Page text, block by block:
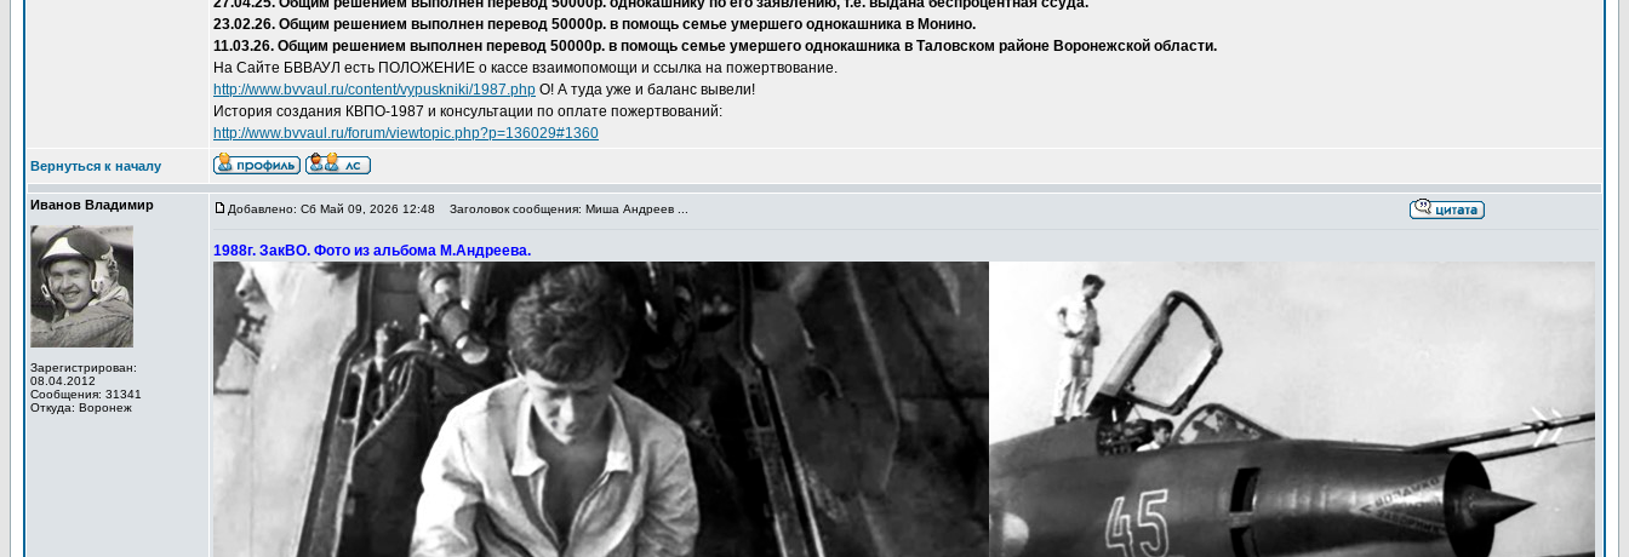
23.02.26. Общим решением выполнен перевод 50000р. в помощь семье умершего однокашника в Монино.
11.03.26. Общим решением выполнен перевод 50000р. в помощь семье умершего однокашника в Таловском районе Воронежской области.
На Сайте БВВАУЛ есть ПОЛОЖЕНИЕ о кассе взаимопомощи и ссылка на пожертвование.
http://www.bvvaul.ru/content/vypuskniki/1987.php О! А туда уже и баланс вывели!
История создания КВПО-1987 и консультации по оплате пожертвований:
http://www.bvvaul.ru/forum/viewtopic.php?p=136029#1360
Вернуться к началу
Иванов Владимир
Зарегистрирован:
08.04.2012
Сообщения: 31341
Откуда: Воронеж
Добавлено: Сб Май 09, 2026 12:48 Заголовок сообщения: Миша Андреев ...
1988г. ЗакВО. Фото из альбома М.Андреева.